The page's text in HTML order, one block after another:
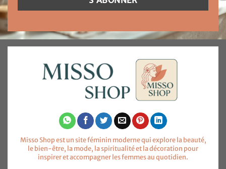
Misso Shop est un site féminin moderne qui explore la beauté,
le bien-être, la mode, la spiritualité et la décoration pour
inspirer et accompagner les femmes au quotidien.